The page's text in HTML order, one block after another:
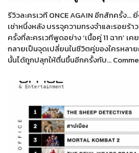
รีวิวละครเวที ONCE AGAIN อีกสักครั้ง…
เช่าหนึ่งหลัง บรรจุความทรงจำและรอยร้
ครั้งที่ละครเวทีพูดอย่าง ‘เนื้อคู่ 11 ฉาก’
กลายเป็นจุดเปลี่ยนในชีวิตคู่ของใครหลา
นั้นได้ถูกปลุกให้ตื่นขึ้นอีกครั้งกับ…